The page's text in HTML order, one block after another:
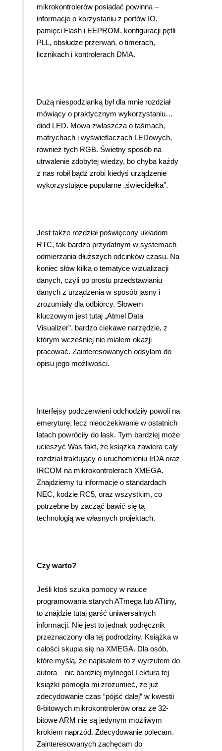
mikrokontrolerów posiadać powinna –
informacje o korzystaniu z portów IO,
pamięci Flash i EEPROM, konfiguracji pętli
PLL, obsłudze przerwań, o timerach,
licznikach i kontrolerach DMA.
Dużą niespodzianką był dla mnie rozdział
mówiący o praktycznym wykorzystaniu…
diod LED. Mowa zwłaszcza o taśmach,
matrychach i wyświetlaczach LEDowych,
również tych RGB. Świetny sposób na
utrwalenie zdobytej wiedzy, bo chyba każdy
z nas robił bądź zrobi kiedyś urządzenie
wykorzystujące popularne „świecidełka”.
Jest także rozdział poświęcony układom
RTC, tak bardzo przydatnym w systemach
odmierzania dłuższych odcinków czasu. Na
koniec słów kilka o tematyce wizualizacji
danych, czyli po prostu przedstawianiu
danych z urządzenia w sposób jasny i
zrozumiały dla odbiorcy. Słowem
kluczowym jest tutaj „Atmel Data
Visualizer”, bardzo ciekawe narzędzie, z
którym wcześniej nie miałem okazji
pracować. Zainteresowanych odsyłam do
opisu jego możliwości.
Interfejsy podczerwieni odchodziły powoli na
emeryturę, lecz nieoczekiwanie w ostatnich
latach powróciły do łask. Tym bardziej może
ucieszyć Was fakt, że książka zawiera cały
rozdział traktujący o uruchomieniu IrDA oraz
IRCOM na mikrokontrolerach XMEGA.
Znajdziemy tu informacje o standardach
NEC, kodzie RC5, oraz wszystkim, co
potrzebne by zacząć bawić się tą
technologią we własnych projektach.
Czy warto?
Jeśli ktoś szuka pomocy w nauce
programowania starych ATmega lub ATtiny,
to znajdzie tutaj garść uniwersalnych
informacji. Nie jest to jednak podręcznik
przeznaczony dla tej podrodziny. Książka w
całości skupia się na XMEGA. Dla osób,
które myślą, że napisałem to z wyrzutem do
autora – nic bardziej mylnego! Lektura tej
książki pomogła mi zrozumieć, że już
zdecydowanie czas “pójść dalej” w kwestii
8-bitowych mikrokontrolerów oraz że 32-
bitowe ARM nie są jedynym możliwym
krokiem naprzód. Zdecydowanie polecam.
Zainteresowanych zachęcam do